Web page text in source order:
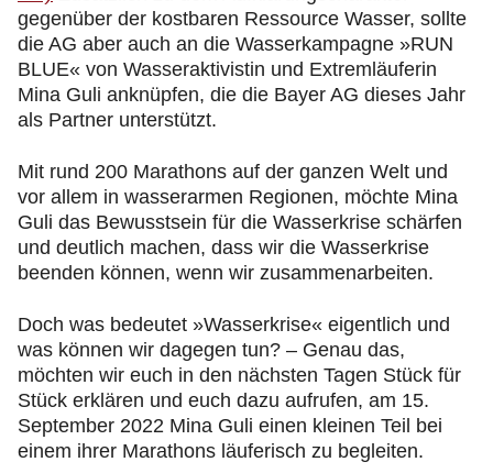
gegenüber der kostbaren Ressource Wasser, sollte
die AG aber auch an die Wasserkampagne »RUN
BLUE« von Wasseraktivistin und Extremläuferin
Mina Guli anknüpfen, die die Bayer AG dieses Jahr
als Partner unterstützt.
Mit rund 200 Marathons auf der ganzen Welt und
vor allem in wasserarmen Regionen, möchte Mina
Guli das Bewusstsein für die Wasserkrise schärfen
und deutlich machen, dass wir die Wasserkrise
beenden können, wenn wir zusammenarbeiten.
Doch was bedeutet »Wasserkrise« eigentlich und
was können wir dagegen tun? – Genau das,
möchten wir euch in den nächsten Tagen Stück für
Stück erklären und euch dazu aufrufen, am 15.
September 2022 Mina Guli einen kleinen Teil bei
einem ihrer Marathons läuferisch zu begleiten.